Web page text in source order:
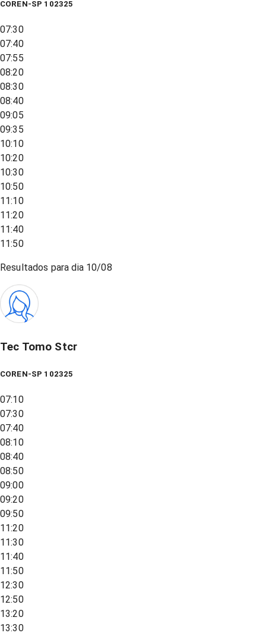
COREN-SP 102325
07:30
07:40
07:55
08:20
08:30
08:40
09:05
09:35
10:10
10:20
10:30
10:50
11:10
11:20
11:40
11:50
Resultados para dia 10/08
Tec Tomo Stcr
COREN-SP 102325
07:10
07:30
07:40
08:10
08:40
08:50
09:00
09:20
09:50
11:20
11:30
11:40
11:50
12:30
12:50
13:20
13:30